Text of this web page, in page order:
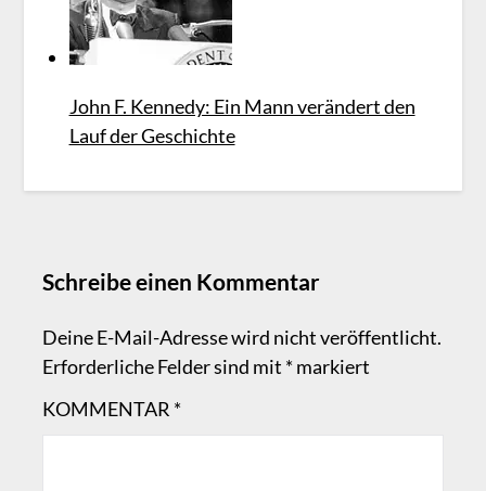
John F. Kennedy: Ein Mann verändert den
Lauf der Geschichte
Schreibe einen Kommentar
Deine E-Mail-Adresse wird nicht veröffentlicht.
Erforderliche Felder sind mit *markiert
KOMMENTAR *